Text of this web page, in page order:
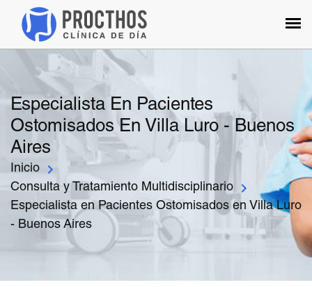
Especialista En Pacientes
Ostomisados En Villa Luro - Buenos
Aires
Inicio
Consulta y Tratamiento Multidisciplinario
Especialista en Pacientes Ostomisados en Villa Luro
- Buenos Aires